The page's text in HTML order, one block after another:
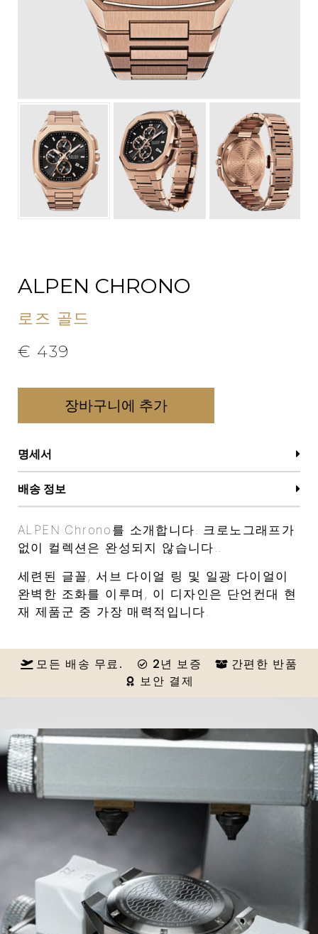
ALPEN CHRONO
로즈 골드
€ 439
장바구니에 추가
명세서
배송 정보
ALPEN Chrono를 소개합니다. 크로노그래프가
없이 컬렉션은 완성되지 않습니다..
세련된 글꼴, 서브 다이얼 링 및 일광 다이얼이
완벽한 조화를 이루며, 이 디자인은 단언컨대 현
재 제품군 중 가장 매력적입니다.
모든 배송 무료. 2년 보증
간편한 반품
보안 결제